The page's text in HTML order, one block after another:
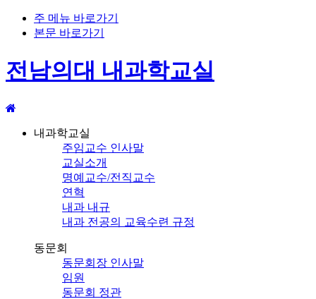
주 메뉴 바로가기
본문 바로가기
전남의대 내과학교실
내과학교실
주임교수 인사말
교실소개
명예교수/전직교수
연혁
내과 내규
내과 전공의 교육수련 규정
동문회
동문회장 인사말
임원
동문회 정관